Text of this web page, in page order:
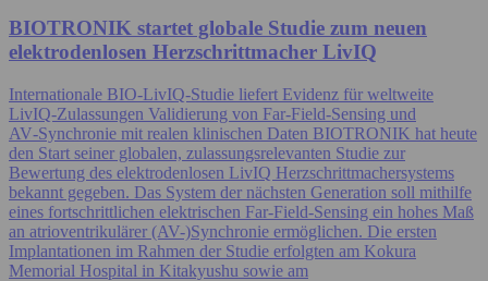
BIOTRONIK startet globale Studie zum neuen
elektrodenlosen Herzschrittmacher LivIQ
Internationale BIO‑LivIQ‑Studie liefert Evidenz für weltweite
LivIQ‑Zulassungen Validierung von Far‑Field‑Sensing und
AV‑Synchronie mit realen klinischen Daten BIOTRONIK hat heute
den Start seiner globalen, zulassungsrelevanten Studie zur
Bewertung des elektrodenlosen LivIQ Herzschrittmachersystems
bekannt gegeben. Das System der nächsten Generation soll mithilfe
eines fortschrittlichen elektrischen Far‑Field‑Sensing ein hohes Maß
an atrioventrikulärer (AV-)Synchronie ermöglichen. Die ersten
Implantationen im Rahmen der Studie erfolgten am Kokura
Memorial Hospital in Kitakyushu sowie am